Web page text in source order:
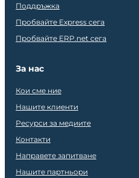
Поддръжка
Пробвайте Express сега
Пробвайте ERP.net сега
За нас
Кои сме ние
Нашите клиенти
Ресурси за медиите
Контакти
Направете запитване
Нашите партньори